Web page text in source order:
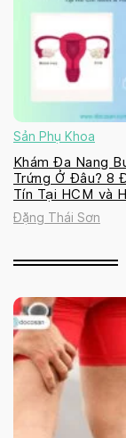
Sản Phụ Khoa
Khám Đa Nang
Trứng Ở Đâu? 8
Tín Tại HCM và
2026
Đặng Thái Sơn